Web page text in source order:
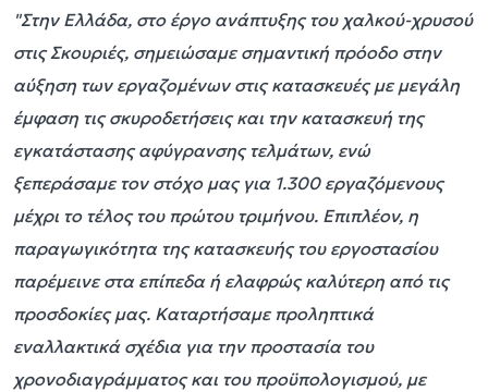
"Στην Ελλάδα, στο έργο ανάπτυξης του χαλκού-χρυσού
στις Σκουριές, σημειώσαμε σημαντική πρόοδο στην
αύξηση των εργαζομένων στις κατασκευές με μεγάλη
έμφαση τις σκυροδετήσεις και την κατασκευή της
εγκατάστασης αφύγρανσης τελμάτων, ενώ
ξεπεράσαμε τον στόχο μας για 1.300 εργαζόμενους
μέχρι το τέλος του πρώτου τριμήνου. Επιπλέον, η
παραγωγικότητα της κατασκευής του εργοστασίου
παρέμεινε στα επίπεδα ή ελαφρώς καλύτερη από τις
προσδοκίες μας. Καταρτήσαμε προληπτικά
εναλλακτικά σχέδια για την προστασία του
χρονοδιαγράμματος και του προϋπολογισμού, με